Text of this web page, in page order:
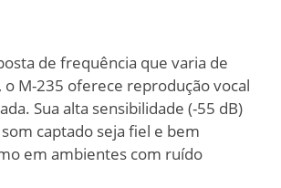
de frequência que varia de
o M-235 oferece reprodução vocal
Sua alta sensibilidade (-55 dB)
captado seja fiel e bem
em ambientes com ruído